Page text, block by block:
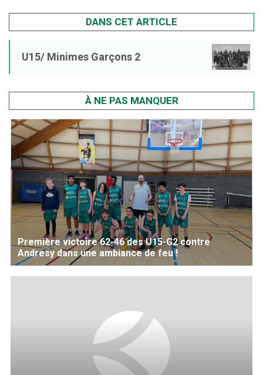
DANS CET ARTICLE
U15/ Minimes Garçons 2
À NE PAS MANQUER
Première victoire 62-46 des U15-G2 contre
Andresy dans une ambiance de feu !